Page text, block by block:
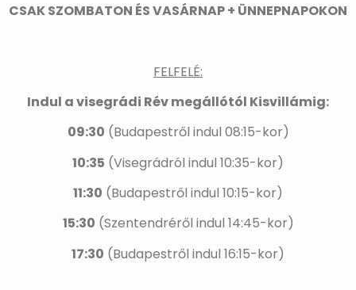
CSAK SZOMBATON ÉS VASÁRNAP + ÜNNEPNAPOKON
FELFELÉ:
Indul a visegrádi Rév megállótól Kisvillámig:
09:30 (Budapestről indul 08:15-kor)
10:35 (Visegrádról indul 10:35-kor)
11:30 (Budapestről indul 10:15-kor)
15:30 (Szentendréről indul 14:45-kor)
17:30 (Budapestről indul 16:15-kor)